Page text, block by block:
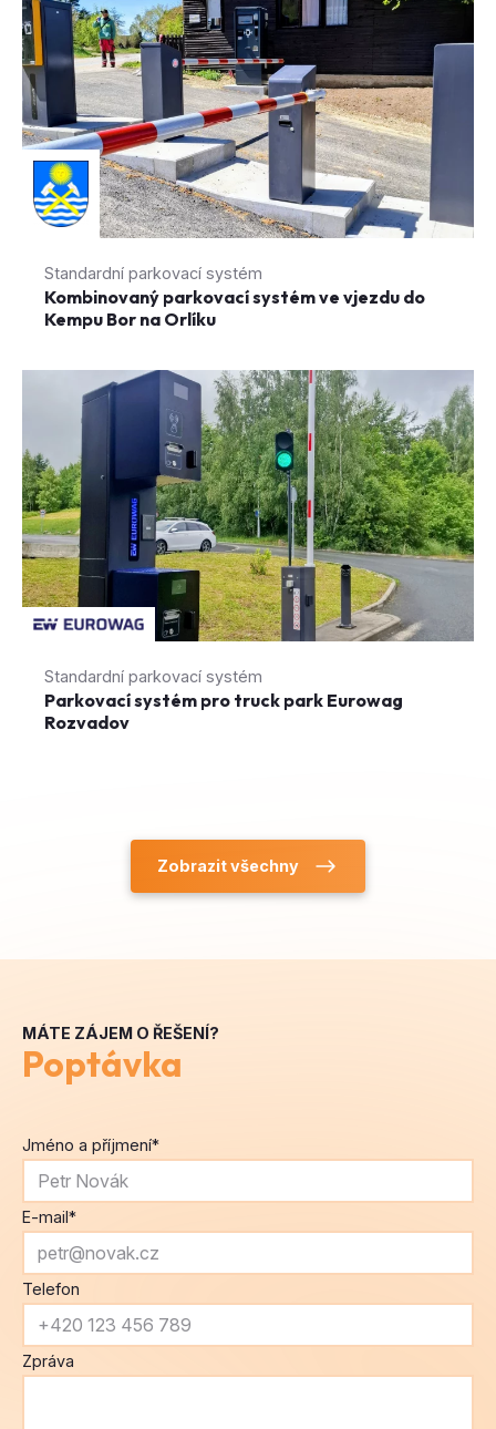
Standardní parkovací systém
Kombinovaný parkovací systém ve vjezdu do
Kempu Bor na Orlíku
Standardní parkovací systém
Parkovací systém pro truck park Eurowag
Rozvadov
Zobrazit všechny
MÁTE ZÁJEM O ŘEŠENÍ?
Poptávka
Jméno a příjmení*
E-mail*
Telefon
Zpráva